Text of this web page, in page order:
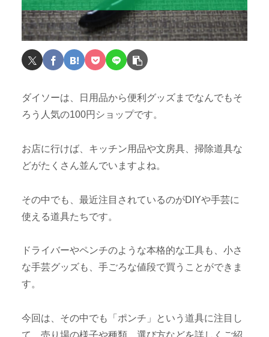
ダイソーは、日用品から便利グッズまでなんでもそ
ろう人気の100円ショップです。
お店に行けば、キッチン用品や文房具、掃除道具な
どがたくさん並んでいますよね。
その中でも、最近注目されているのがDIYや手芸に
使える道具たちです。
ドライバーやペンチのような本格的な工具も、小さ
な手芸グッズも、手ごろな値段で買うことができま
す。
今回は、その中でも「ポンチ」という道具に注目し